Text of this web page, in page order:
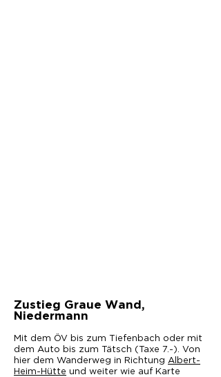
Zustieg Graue Wand,
Niedermann
Mit dem ÖV bis zum Tiefenbach oder mit
dem Auto bis zum Tätsch (Taxe 7.-). Von
hier dem Wanderweg in Richtung Albert-
Heim-Hütte und weiter wie auf Karte